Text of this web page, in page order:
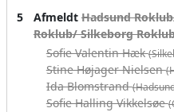
5 AfmeldtHadsund
Roklub/ Silkeborg
Sofie Valentin Hæk
Stine Højager Nielsen
Ida Blomstrand
Sofie Halling Vikkelsøe